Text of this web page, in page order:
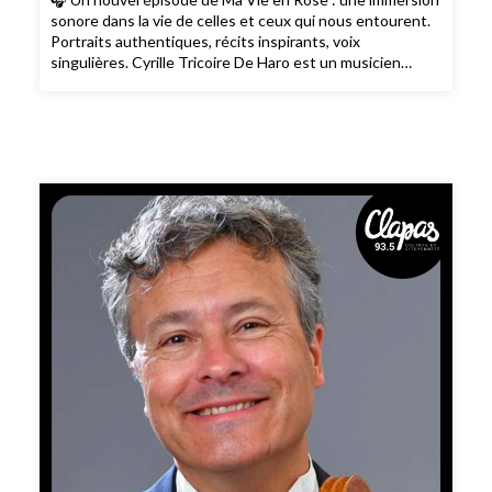
sonore dans la vie de celles et ceux qui nous entourent.
Portraits authentiques, récits inspirants, voix
singulières. Cyrille Tricoire De Haro est un musicien
très investi dans la transmission : il a enseigné au
Conservatoire, accompagne des musiciens amateurs et
anime même des ateliers. Toujours curieux d´innover, il
explore aussi l´électronique en direct, collabore avec des
compositeurs comme Christophe Héral et développe
des projets originaux mêlant voix et violoncelle. C´est à
travers son atelier "À vos pupitres", qui réuni 70
violoncellistes amateurs, de différents âges et niveaux,
que Cyrille nous parle de ses autres projets toujours à la
recherche d´un souffle collectif. On s´accorde et on y va
vos pupitres » dirigé par Cyrille Tricoire de Haro📻 Pour
ne manquer aucun nouvel épisode de «Ma Vie en Rose»,
abonnez-vous dès maintenant sur votre plateforme de